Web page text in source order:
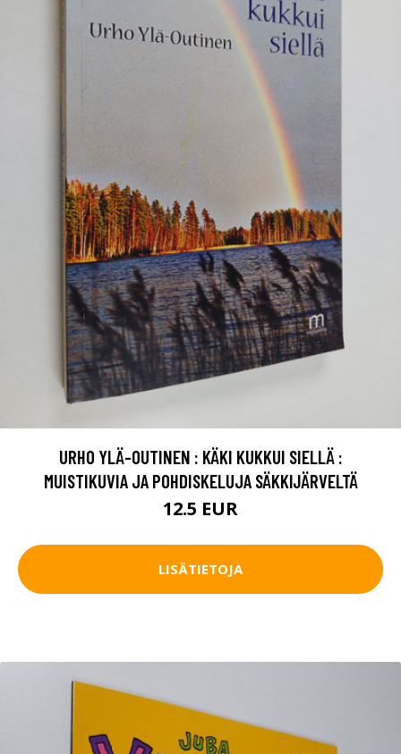
URHO YLÄ-OUTINEN : KÄKI KUKKUI SIELLÄ :
MUISTIKUVIA JA POHDISKELUJA SÄKKIJÄRVELTÄ
12.5 EUR
LISÄTIETOJA